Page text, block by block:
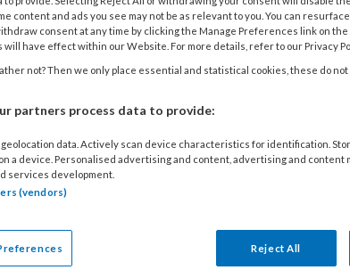
in Den Haag: dat warme kriebeltje,
de kachel die zacht brandde…
content and ads you see may not be as relevant to you. You can
consent at any time by clicking the Manage Preferences link on the
will have effect within our Website. For more details, refer to our Privacy
not? Then we only place essential and statistical cookies, these do
partners process data to provide:
data. Actively scan device characteristics for identification.
a device. Personalised advertising and content, advertising and content
services development.
(vendors)
Reject All